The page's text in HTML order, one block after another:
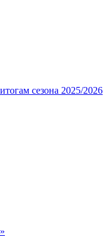
сезона 2025/2026